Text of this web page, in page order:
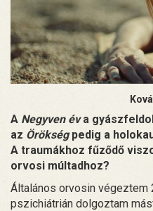
A Negyven éva
az Örökségpedig a
A traumákhoz fűződő
orvosi múltadhoz?
Általános orvosin végeztem
pszichiátrián dolgoztam